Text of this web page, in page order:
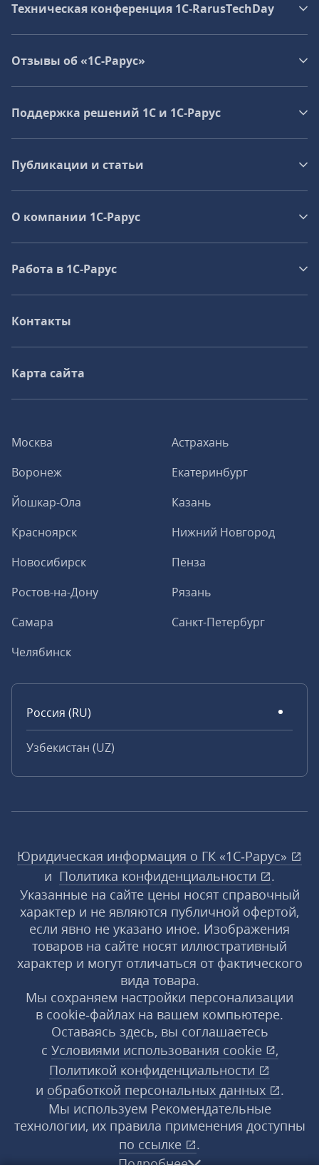
Москва
Астрахань
Воронеж
Екатеринбург
Йошкар-Ола
Казань
Красноярск
Нижний Новгород
Новосибирск
Пенза
Ростов-на-Дону
Рязань
Самара
Санкт-Петербург
Челябинск
Россия (RU)
Узбекистан (UZ)
Техническая конференция 1C‑RarusTechDay
Отзывы об «1С-Рарус»
Поддержка решений 1С и 1С‑Рарус
Публикации и статьи
О компании 1C-Рарус
Работа в 1С‑Рарус
Контакты
Карта сайта
Юридическая информация о ГК «1С‑Рарус»
и Политика конфиденциальности
.
Указанные на сайте цены носят справочный
характер и не являются публичной офертой,
если явно не указано иное. Изображения
товаров на сайте носят иллюстративный
характер и могут отличаться от фактического
вида товара.
Мы сохраняем настройки персонализации
в cookie‑файлах на вашем компьютере.
Оставаясь здесь, вы соглашаетесь
с Условиями использования cookie
,
Политикой конфиденциальности
и обработкой персональных данных
.
Мы используем Рекомендательные
технологии, их правила применения доступны
по ссылке
.
Подробнее